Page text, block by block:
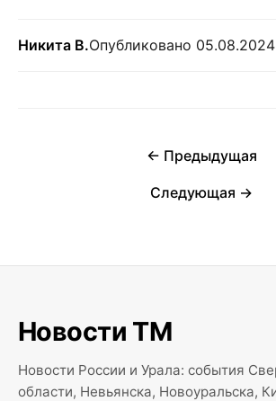
Никита В.Опубликовано 05.08.2024
← Предыдущая
Следующая →
Новости ТМ
Новости России и Урала: события
области, Невьянска, Новоуральска,